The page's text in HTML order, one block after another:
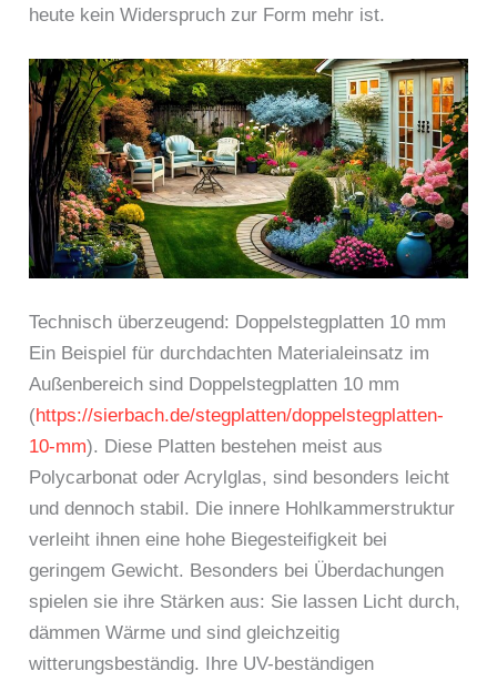
heute kein Widerspruch zur Form mehr ist.
Technisch überzeugend: Doppelstegplatten 10 mm
Ein Beispiel für durchdachten Materialeinsatz im
Außenbereich sind Doppelstegplatten 10 mm
(https://sierbach.de/stegplatten/doppelstegplatten-
10-mm). Diese Platten bestehen meist aus
Polycarbonat oder Acrylglas, sind besonders leicht
und dennoch stabil. Die innere Hohlkammerstruktur
verleiht ihnen eine hohe Biegesteifigkeit bei
geringem Gewicht. Besonders bei Überdachungen
spielen sie ihre Stärken aus: Sie lassen Licht durch,
dämmen Wärme und sind gleichzeitig
witterungsbeständig. Ihre UV-beständigen